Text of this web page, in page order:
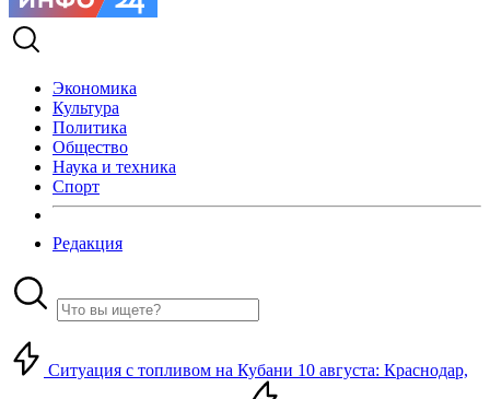
Экономика
Культура
Политика
Общество
Наука и техника
Спорт
Редакция
Ситуация с топливом на Кубани 10 августа: Краснодар,